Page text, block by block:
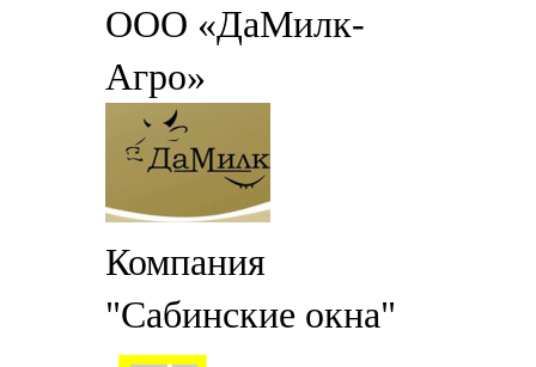
ООО «ДаМилк-
Агро»
Компания
"Сабинские окна"